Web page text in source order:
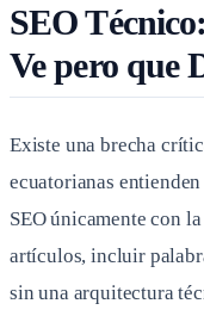
SEO
Ve pero que
Existe una brecha
ecuatorianas
SEO únicamente con
artículos, incluir
sin una arquitectura